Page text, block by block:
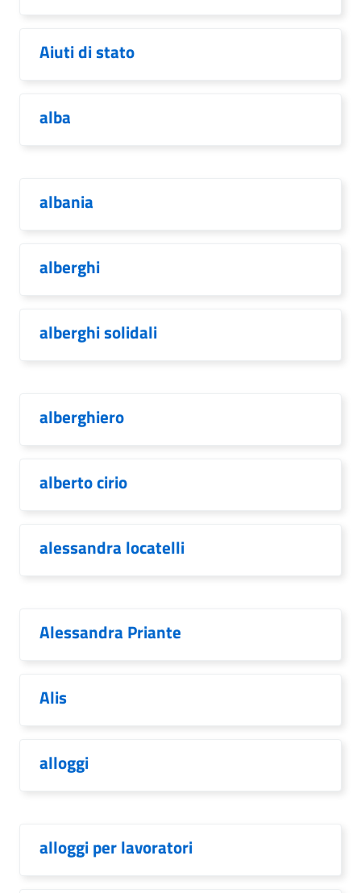
Aiuti di stato
alba
albania
alberghi
alberghi solidali
alberghiero
alberto cirio
alessandra locatelli
Alessandra Priante
Alis
alloggi
alloggi per lavoratori